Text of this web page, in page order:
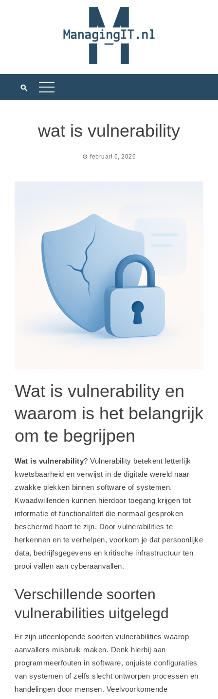
wat is vulnerability
februari 6, 2026
Wat is vulnerability en
waarom is het belangrijk
om te begrijpen
Wat is vulnerability? Vulnerability betekent letterlijk
kwetsbaarheid en verwijst in de digitale wereld naar
zwakke plekken binnen software of systemen.
Kwaadwillenden kunnen hierdoor toegang krijgen tot
informatie of functionaliteit die normaal gesproken
beschermd hoort te zijn. Door vulnerabilities te
herkennen en te verhelpen, voorkom je dat persoonlijke
data, bedrijfsgegevens en kritische infrastructuur ten
prooi vallen aan cyberaanvallen.
Verschillende soorten
vulnerabilities uitgelegd
Er zijn uiteenlopende soorten vulnerabilities waarop
aanvallers misbruik maken. Denk hierbij aan
programmeerfouten in software, onjuiste configuraties
van systemen of zelfs slecht ontworpen processen en
handelingen door mensen. Veelvoorkomende